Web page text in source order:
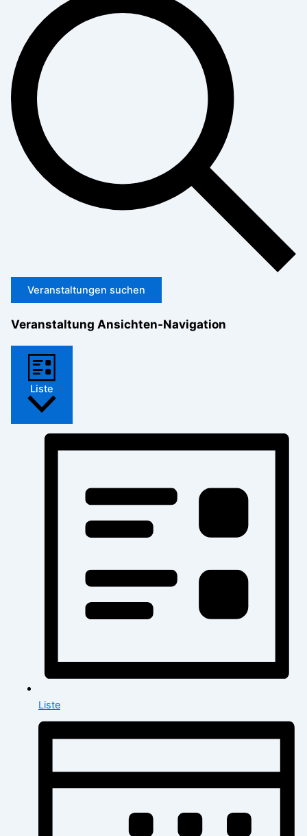
Veranstaltungen suchen
Veranstaltung Ansichten-Navigation
Liste
Liste